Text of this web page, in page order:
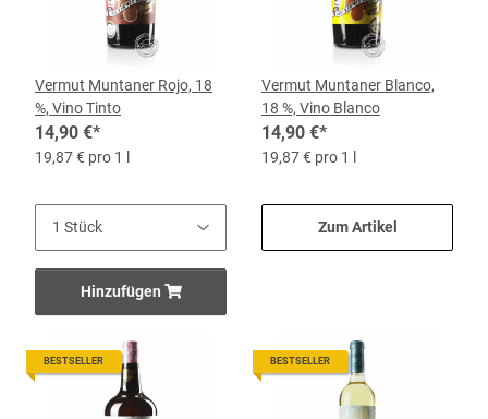
Vermut Muntaner Rojo, 18
%, Vino Tinto
14,90 €*
19,87 € pro 1 l
Hinzufügen
Vermut Muntaner Blanco,
18 %, Vino Blanco
14,90 €*
19,87 € pro 1 l
Zum Artikel
BESTSELLER BESTSELLER